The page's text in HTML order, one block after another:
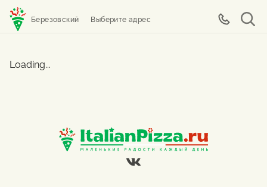
Березовский Выберите адрес
Loading...